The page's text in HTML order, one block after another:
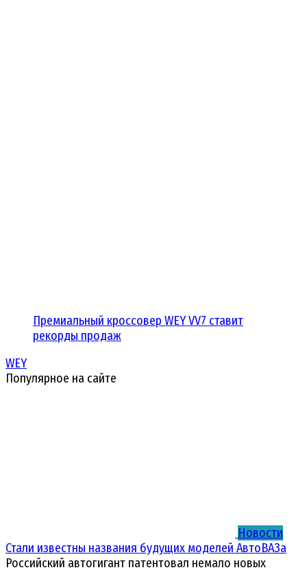
Премиальный кроссовер WEY VV7 ставит
рекорды продаж
WEY
Популярное на сайте
Новости
Стали известны названия будущих моделей АвтоВАЗа
Российский автогигант патентовал немало новых